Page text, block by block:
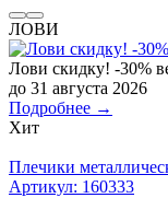
ЛОВИ
Лови скидку! -30%
до 31 августа 2026
Подробнее →
Хит
Плечики
Артикул: 160333